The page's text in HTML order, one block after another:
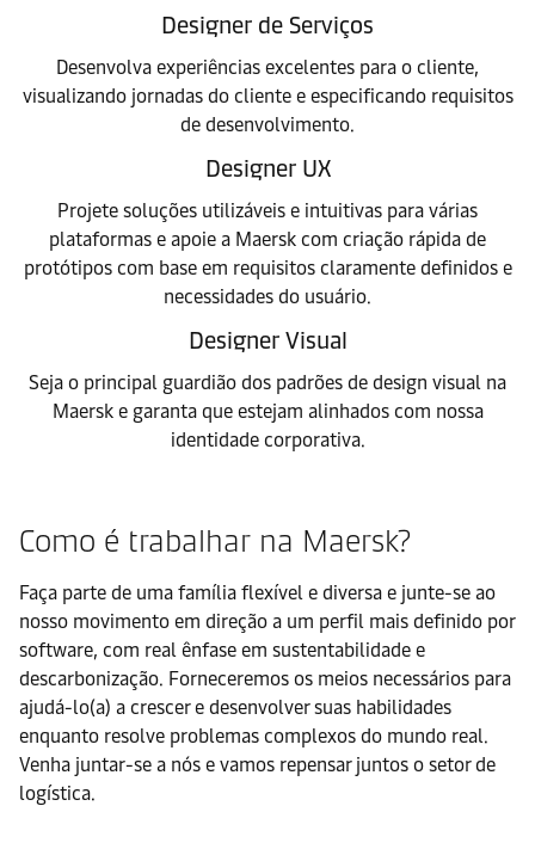
Designer de Serviços
Desenvolva experiências excelentes para o cliente,
visualizando jornadas do cliente e especificando requisitos
de desenvolvimento.
Designer UX
Projete soluções utilizáveis e intuitivas para várias
plataformas e apoie a Maersk com criação rápida de
protótipos com base em requisitos claramente definidos e
necessidades do usuário.
Designer Visual
Seja o principal guardião dos padrões de design visual na
Maersk e garanta que estejam alinhados com nossa
identidade corporativa.
Como é trabalhar na Maersk?
Faça parte de uma família flexível e diversa e junte-se ao
nosso movimento em direção a um perfil mais definido por
software, com real ênfase em sustentabilidade e
descarbonização. Forneceremos os meios necessários para
ajudá-lo(a) a crescer e desenvolver suas habilidades
enquanto resolve problemas complexos do mundo real.
Venha juntar-se a nós e vamos repensar juntos o setor de
logística.